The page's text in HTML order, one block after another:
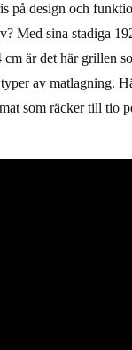
på design och
Med sina stadiga
cm är det här grillen
av matlagning.
som räcker till tio